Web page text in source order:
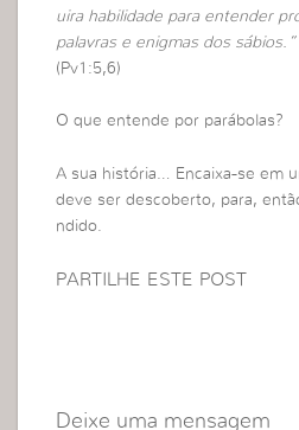
uira habilidade para entender
palavras e enigmas dos sábios.”
(Pv1:5,6)
O que entende por parábolas?
A sua história… Encaixa-se em
deve ser descoberto, para,
ndido.
PARTILHE ESTE POST
Deixe uma mensagem